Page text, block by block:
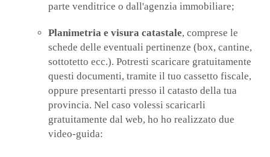
parte venditrice o dall'agenzia immobiliare;
Planimetria e visura catastale, comprese le
schede delle eventuali pertinenze (box, cantine,
sottotetto ecc.). Potresti scaricare gratuitamente
questi documenti, tramite il tuo cassetto fiscale,
oppure presentarti presso il catasto della tua
provincia. Nel caso volessi scaricarli
gratuitamente dal web, ho ho realizzato due
video-guida: